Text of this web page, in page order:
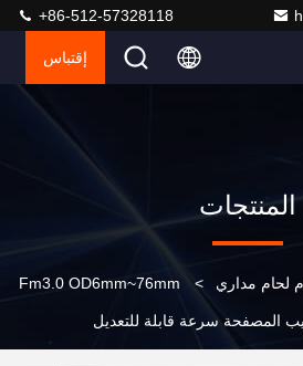
+86-512-57328118
إقتباس
المنتجات
لحام مداري >
Fm3.0 OD6mm~76mm
المصفحة سرعة قابلة للتعديل